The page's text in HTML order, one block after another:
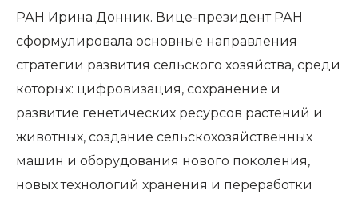
РАН Ирина Донник. Вице-президент РАН
сформулировала основные направления
стратегии развития сельского хозяйства, среди
которых: цифровизация, сохранение и
развитие генетических ресурсов растений и
животных, создание сельскохозяйственных
машин и оборудования нового поколения,
новых технологий хранения и переработки